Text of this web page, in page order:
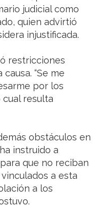
judicial como
quien advirtió
injustificada.
restricciones
“Se me
por los
resulta
obstáculos en
instruido a
que no reciban
a esta
a los